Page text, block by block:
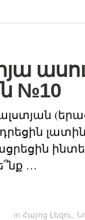
№10
…
in Հայոց Լեզու,